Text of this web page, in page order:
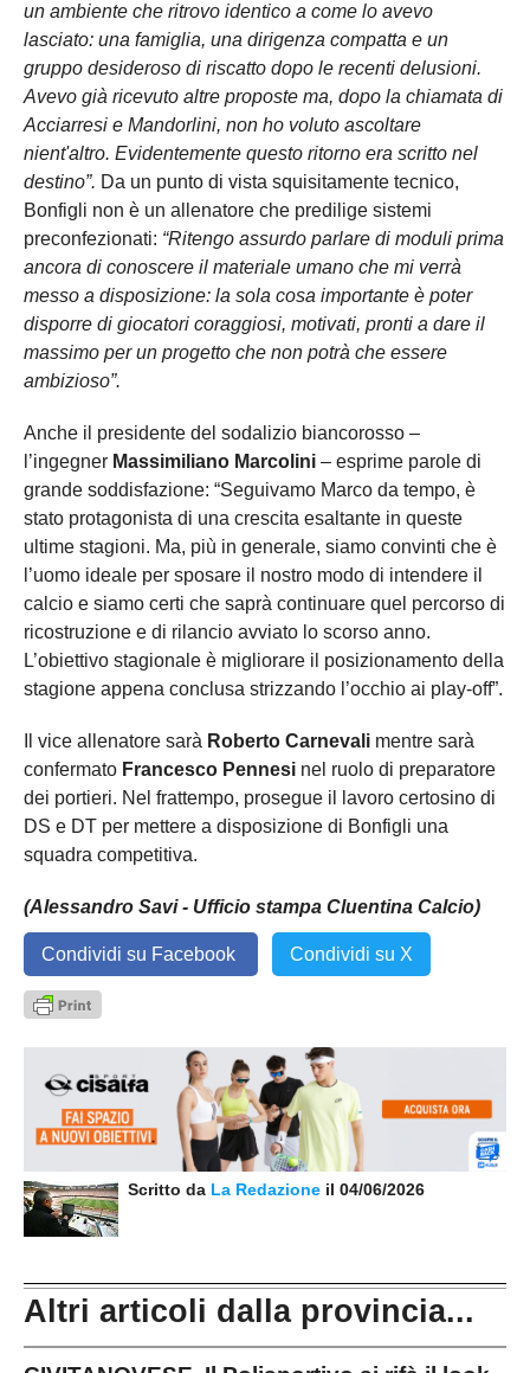
un ambiente che ritrovo identico a come lo avevo
lasciato: una famiglia, una dirigenza compatta e un
gruppo desideroso di riscatto dopo le recenti delusioni.
Avevo già ricevuto altre proposte ma, dopo la chiamata di
Acciarresi e Mandorlini, non ho voluto ascoltare
nient'altro. Evidentemente questo ritorno era scritto nel
destino”. Da un punto di vista squisitamente tecnico,
Bonfigli non è un allenatore che predilige sistemi
preconfezionati: “Ritengo assurdo parlare di moduli prima
ancora di conoscere il materiale umano che mi verrà
messo a disposizione: la sola cosa importante è poter
disporre di giocatori coraggiosi, motivati, pronti a dare il
massimo per un progetto che non potrà che essere
ambizioso”.
Anche il presidente del sodalizio biancorosso –
l’ingegner Massimiliano Marcolini – esprime parole di
grande soddisfazione: “Seguivamo Marco da tempo, è
stato protagonista di una crescita esaltante in queste
ultime stagioni. Ma, più in generale, siamo convinti che è
l’uomo ideale per sposare il nostro modo di intendere il
calcio e siamo certi che saprà continuare quel percorso di
ricostruzione e di rilancio avviato lo scorso anno.
L’obiettivo stagionale è migliorare il posizionamento della
stagione appena conclusa strizzando l’occhio ai play-off”.
Il vice allenatore sarà Roberto Carnevali mentre sarà
confermato Francesco Pennesi nel ruolo di preparatore
dei portieri. Nel frattempo, prosegue il lavoro certosino di
DS e DT per mettere a disposizione di Bonfigli una
squadra competitiva.
(Alessandro Savi - Ufficio stampa Cluentina Calcio)
Condividi su Facebook Condividi su X
Scritto da La Redazione il 04/06/2026
Altri articoli dalla provincia...